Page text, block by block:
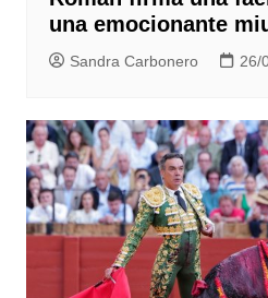
una emocionante
Sandra Carbonero 26/